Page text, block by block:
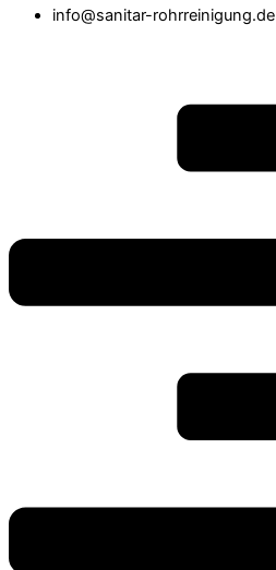
info@sanitar-rohrreinigung.de